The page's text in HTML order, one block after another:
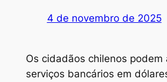
4 de novembro de 2025
Os cidadãos chilenos podem
serviços bancários em